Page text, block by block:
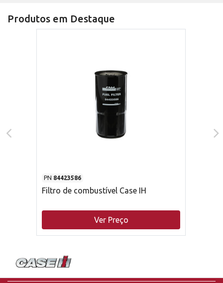
Produtos em Destaque
PN 84423586
Filtro de combustível Case IH
Ver Preço